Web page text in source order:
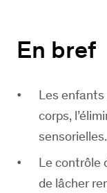
En bref
Les
corps,
sensorielles.
Le contrôle
de lâcher